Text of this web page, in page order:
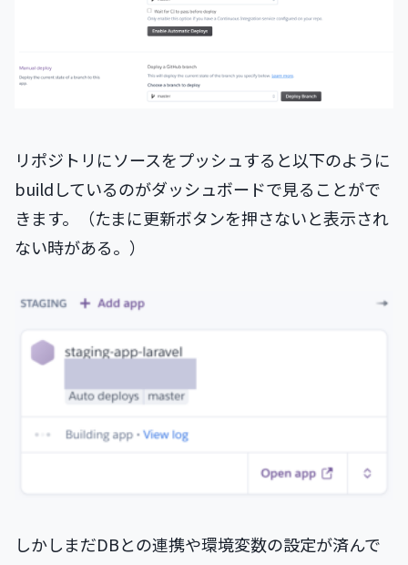
リポジトリにソースをプッシュすると以下のように
buildしているのがダッシュボードで見ることがで
きます。（たまに更新ボタンを押さないと表示され
ない時がある。）
しかしまだDBとの連携や環境変数の設定が済んで